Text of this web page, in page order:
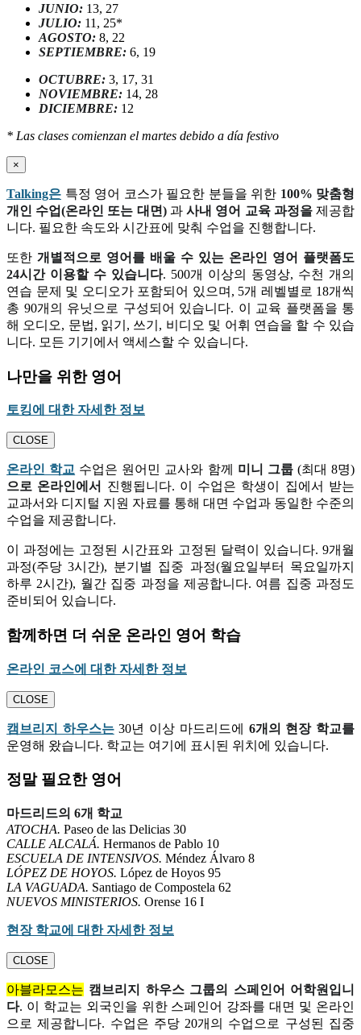
JUNIO: 13, 27
JULIO: 11, 25*
AGOSTO: 8, 22
SEPTIEMBRE: 6, 19
OCTUBRE: 3, 17, 31
NOVIEMBRE: 14, 28
DICIEMBRE: 12
* Las clases comienzan el martes debido a día festivo
×
Talking은 특정 영어 코스가 필요한 분들을 위한 100% 맞춤형
개인 수업(온라인 또는 대면)과사내 영어 교육 과정을제공합
니다. 필요한 속도와 시간표에 맞춰 수업을 진행합니다.
또한 개별적으로 영어를 배울 수 있는 온라인 영어 플랫폼도
24시간 이용할 수 있습니다. 500개 이상의 동영상, 수천 개의
연습 문제 및 오디오가 포함되어 있으며, 5개 레벨별로 18개씩
총 90개의 유닛으로 구성되어 있습니다. 이 교육 플랫폼을 통
해 오디오, 문법, 읽기, 쓰기, 비디오 및 어휘 연습을 할 수 있습
니다. 모든 기기에서 액세스할 수 있습니다.
나만을 위한 영어
토킹에 대한 자세한 정보
CLOSE
온라인 학교 수업은 원어민 교사와 함께 미니 그룹(최대 8명)
으로 온라인에서
진행됩니다. 이 수업은 학생이 집에서 받는
교과서와 디지털 지원 자료를 통해 대면 수업과 동일한 수준의
수업을 제공합니다.
이 과정에는 고정된 시간표와 고정된 달력이 있습니다. 9개월
과정(주당 3시간), 분기별 집중 과정(월요일부터 목요일까지
하루 2시간), 월간 집중 과정을 제공합니다. 여름 집중 과정도
준비되어 있습니다.
함께하면 더 쉬운 온라인 영어 학습
온라인 코스에 대한 자세한 정보
CLOSE
캠브리지 하우스는30년 이상 마드리드에 6개의 현장 학교를
운영해 왔습니다. 학교는 여기에 표시된 위치에 있습니다.
정말 필요한 영어
마드리드의 6개 학교
ATOCHA. Paseo de las Delicias 30
CALLE ALCALÁ. Hermanos de Pablo 10
ESCUELA DE INTENSIVOS. Méndez Álvaro 8
LÓPEZ DE HOYOS. López de Hoyos 95
LA VAGUADA. Santiago de Compostela 62
NUEVOS MINISTERIOS. Orense 16 I
현장 학교에 대한 자세한 정보
CLOSE
아블라모스는 캠브리지 하우스 그룹의 스페인어 어학원입니
다. 이 학교는 외국인을 위한 스페인어 강좌를 대면 및 온라인
으로 제공합니다. 수업은 주당 20개의 수업으로 구성된 집중